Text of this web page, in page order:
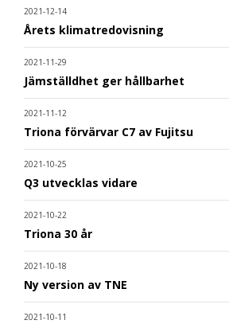
2021-12-14
Årets klimatredovisning
2021-11-29
Jämställdhet ger hållbarhet
2021-11-12
Triona förvärvar C7 av Fujitsu
2021-10-25
Q3 utvecklas vidare
2021-10-22
Triona 30 år
2021-10-18
Ny version av TNE
2021-10-11